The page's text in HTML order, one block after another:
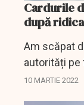
Cardurile
după
Am scăpat
autorități pe
am scăpat
10 MARTIE 2022